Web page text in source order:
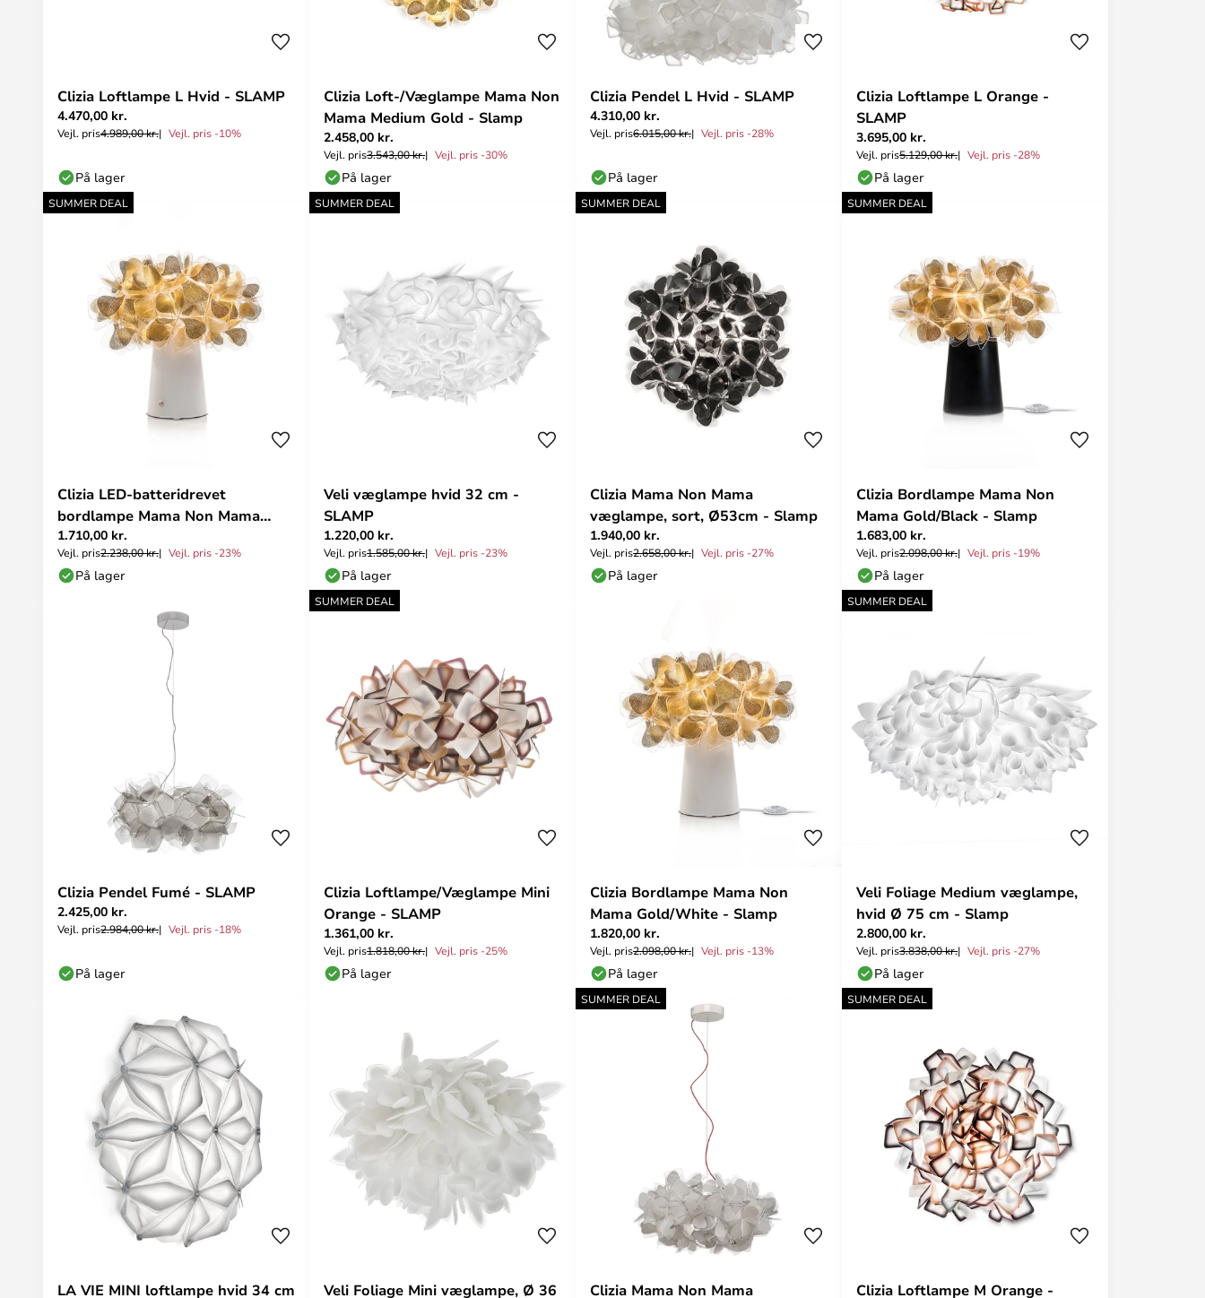
Clizia Loftlampe L Hvid - SLAMP
4.470,00 kr.
Vejl. pris4.989,00 kr. Vejl. pris -10%
På lager
Clizia Loft-/Væglampe Mama Non
Mama Medium Gold - Slamp
2.458,00 kr.
Vejl. pris3.543,00 kr. Vejl. pris -30%
På lager
Clizia Pendel L Hvid - SLAMP
4.310,00 kr.
Vejl. pris6.015,00 kr. Vejl. pris -28%
På lager
Clizia Loftlampe L Orange -
SLAMP
3.695,00 kr.
Vejl. pris5.129,00 kr. Vejl. pris -28%
På lager
SUMMER DEAL
Clizia LED-batteridrevet
bordlampe Mama Non Mama
guld/hvid - Slamp
1.710,00 kr.
Vejl. pris2.238,00 kr. Vejl. pris -23%
På lager
SUMMER DEAL
Veli væglampe hvid 32 cm -
SLAMP
1.220,00 kr.
Vejl. pris1.585,00 kr. Vejl. pris -23%
På lager
SUMMER DEAL
Clizia Mama Non Mama
væglampe, sort, Ø53cm - Slamp
1.940,00 kr.
Vejl. pris2.658,00 kr. Vejl. pris -27%
På lager
SUMMER DEAL
Clizia Bordlampe Mama Non
Mama Gold/Black - Slamp
1.683,00 kr.
Vejl. pris2.098,00 kr. Vejl. pris -19%
På lager
Clizia Pendel Fumé - SLAMP
2.425,00 kr.
Vejl. pris2.984,00 kr. Vejl. pris -18%
På lager
SUMMER DEAL
Clizia Loftlampe/Væglampe Mini
Orange - SLAMP
1.361,00 kr.
Vejl. pris1.818,00 kr. Vejl. pris -25%
På lager
Clizia Bordlampe Mama Non
Mama Gold/White - Slamp
1.820,00 kr.
Vejl. pris2.098,00 kr. Vejl. pris -13%
På lager
SUMMER DEAL
Veli Foliage Medium væglampe,
hvid Ø 75 cm - Slamp
2.800,00 kr.
Vejl. pris3.838,00 kr. Vejl. pris -27%
På lager
LA VIE MINI loftlampe hvid 34 cm Veli Foliage Mini væglampe, Ø 36
SUMMER DEAL
Clizia Mama Non Mama
SUMMER DEAL
Clizia Loftlampe M Orange -